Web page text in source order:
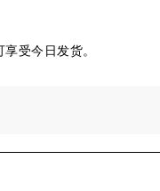
享受今日发货。